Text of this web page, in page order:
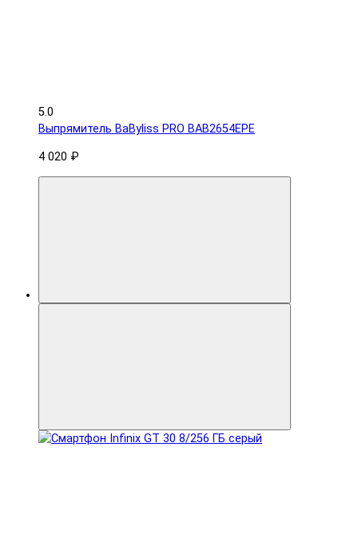
5.0
Выпрямитель BaByliss PRO BAB2654EPE
4 020 ₽